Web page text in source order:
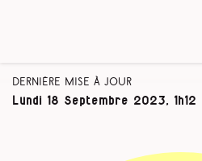
Dernière mise à jour
Lundi 18 Septembre 2023, 1h12